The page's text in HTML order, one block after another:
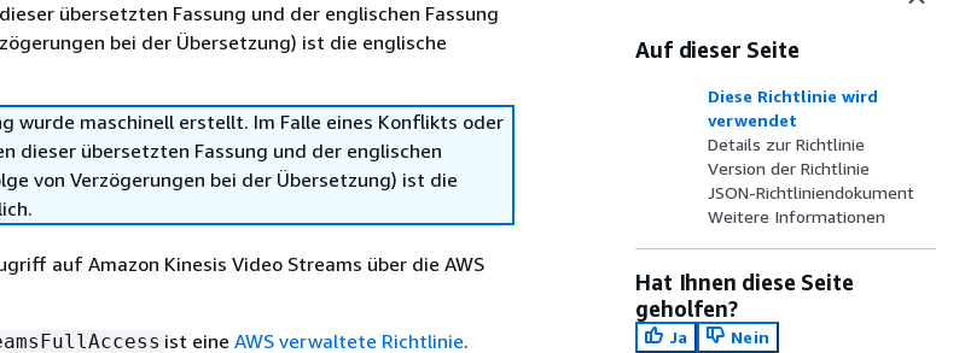
übersetzten Fassung und der englischen Fassung
bei der Übersetzung) ist die englische
wurde maschinell erstellt. Im Falle eines Konflikts oder
dieser übersetzten Fassung und der englischen
von Verzögerungen bei der Übersetzung) ist die
auf Amazon Kinesis Video Streams über die AWS
ist eine AWS verwaltete Richtlinie.
Auf dieser Seite
Diese Richtlinie wird
verwendet
Details zur Richtlinie
Version der Richtlinie
JSON-Richtliniendokument
Weitere Informationen
Hat Ihnen diese Seite
geholfen?
Ja
Nein